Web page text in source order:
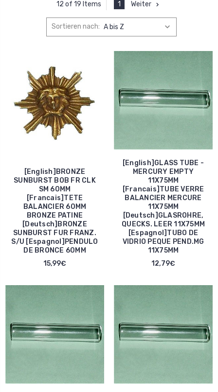
12 of 19 Items 1 Weiter
Sortieren nach:
[English]BRONZE
SUNBURST BOB FR CLK
SM 60MM
[Francais]TETE
BALANCIER 60MM
BRONZE PATINE
[Deutsch]BRONZE
SUNBURST FUR FRANZ.
S/U [Espagnol]PENDULO
DE BRONCE 60MM
15,99€
[English]GLASS TUBE -
MERCURY EMPTY
11X75MM
[Francais]TUBE VERRE
BALANCIER MERCURE
11X75MM
[Deutsch]GLASROHRE,
QUECKS. LEER 11X75MM
[Espagnol]TUBO DE
VIDRIO PEQUE PEND.MG
11X75MM
12,79€